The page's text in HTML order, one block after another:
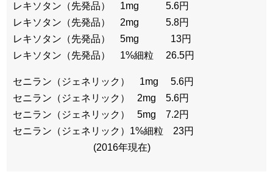
レキソタン（先発品） 1mg 5.6円
レキソタン（先発品） 2mg 5.8円
レキソタン（先発品） 5mg 13円
レキソタン（先発品） 1%細粒 26.5円
セニラン（ジェネリック） 1mg 5.6円
セニラン（ジェネリック） 2mg 5.6円
セニラン（ジェネリック） 5mg 7.2円
セニラン（ジェネリック）1%細粒 23円
(2016年現在)